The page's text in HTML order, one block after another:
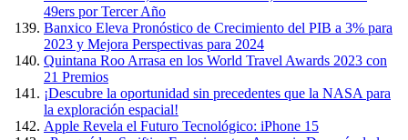
49ers por Tercer Año
Banxico Eleva Pronóstico de Crecimiento del PIB a 3% para
2023 y Mejora Perspectivas para 2024
Quintana Roo Arrasa en los World Travel Awards 2023 con
21 Premios
¡Descubre la oportunidad sin precedentes que la NASA para
la exploración espacial!
Apple Revela el Futuro Tecnológico: iPhone 15